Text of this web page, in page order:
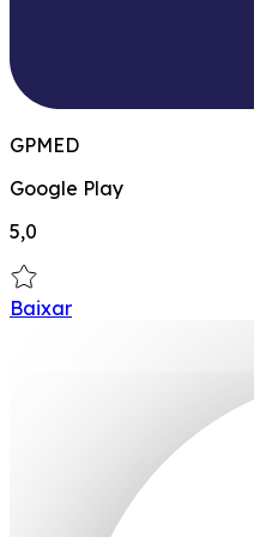
GPMED
Google Play
5,0
Baixar